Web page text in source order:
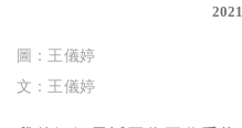
圖：王儀婷
文：王儀婷